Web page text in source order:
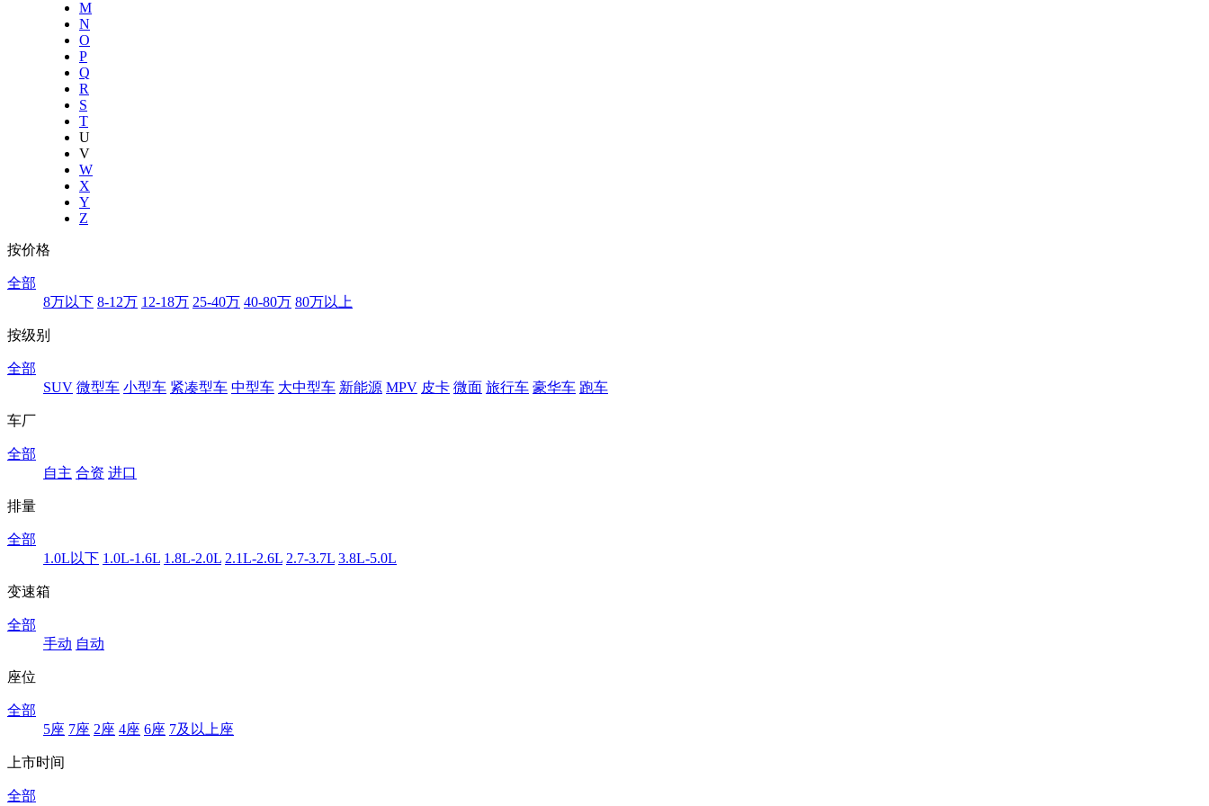
M
N
O
P
Q
R
S
T
U
V
W
X
Y
Z
按价格
全部
8万以下 8-12万 12-18万 25-40万 40-80万 80万以上
按级别
全部
SUV 微型车 小型车 紧凑型车 中型车 大中型车 新能源 MPV 皮卡 微面 旅行车 豪华车 跑车
车厂
全部
自主 合资 进口
排量
全部
1.0L以下 1.0L-1.6L 1.8L-2.0L 2.1L-2.6L 2.7-3.7L 3.8L-5.0L
变速箱
全部
手动 自动
座位
全部
5座 7座 2座 4座 6座 7及以上座
上市时间
全部